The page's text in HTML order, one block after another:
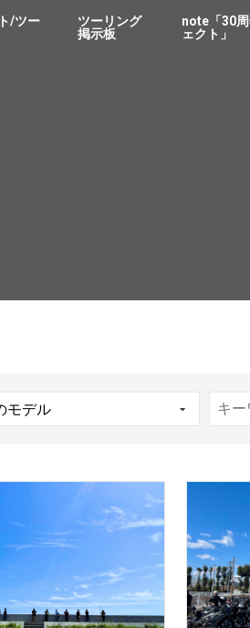
/ツー
ツーリング
掲示板
note「30
ェクト」